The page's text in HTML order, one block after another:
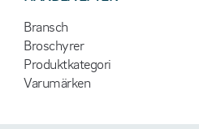
Bransch
Broschyrer
Produktkategori
Varumärken